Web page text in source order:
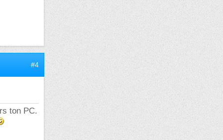
#4
ton PC.